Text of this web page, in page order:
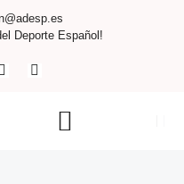
Deporte Español!